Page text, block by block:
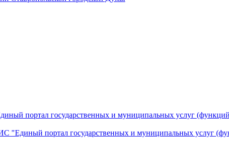
портал государственных и муниципальных услуг
"Единый портал государственных и муниципальных услуг